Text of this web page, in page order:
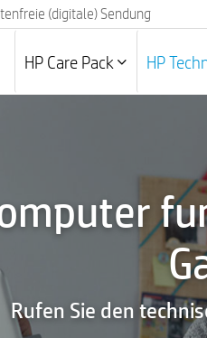
(digitale) Sendung
HP Care Pack HP
Rufen Sie den